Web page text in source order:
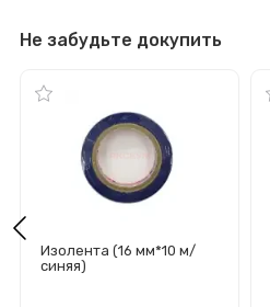
Не забудьте докупить
Изолента (16 мм*10 м/
синяя)